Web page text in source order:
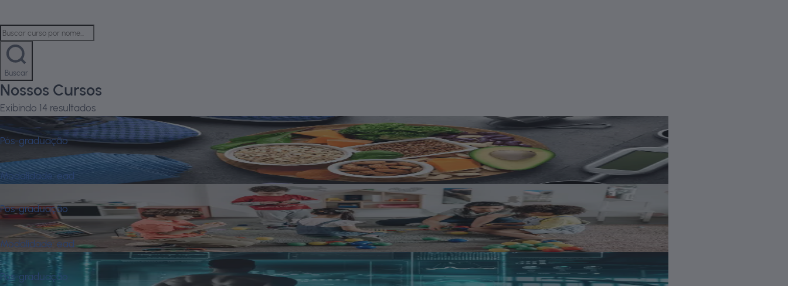
Buscar
Nossos Cursos
Exibindo 14 resultados
CONFIRMADO
Pós-graduação
Alimentos Funcionais e Nutrigenômica: Implicações Práticas na Nutrição Clínica e Esportiva
Modalidade: ead
Pós-graduação
Aprendizagem, Desenvolvimento e Controle Motor
Modalidade: ead
CONFIRMADO
Pós-graduação